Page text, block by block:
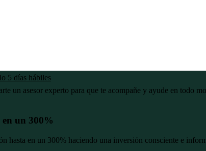
5 días hábiles
un asesor experto para que te acompañe y ayude en todo
un 300%
hasta en un 300% haciendo una inversión consciente e